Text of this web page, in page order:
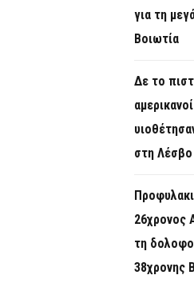
για τη
Βοιωτία
Δε το
στη Λέσβο
26χρονος
τη
38χρονης